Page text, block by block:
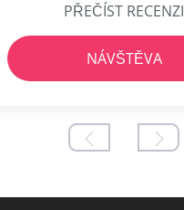
PŘEČÍST RECENZI
NÁVŠTĚVA